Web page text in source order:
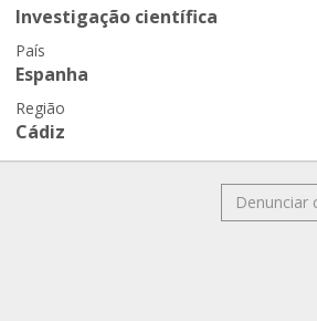
Investigação científica
País
Espanha
Região
Cádiz
Denunciar